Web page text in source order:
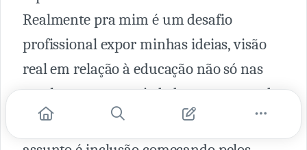
Realmente pra mim é um desafio
profissional expor minhas ideias, visão
real em relação à educação não só nas
escolas, mas na sociedade como um todo.
Falta muita informação quando o